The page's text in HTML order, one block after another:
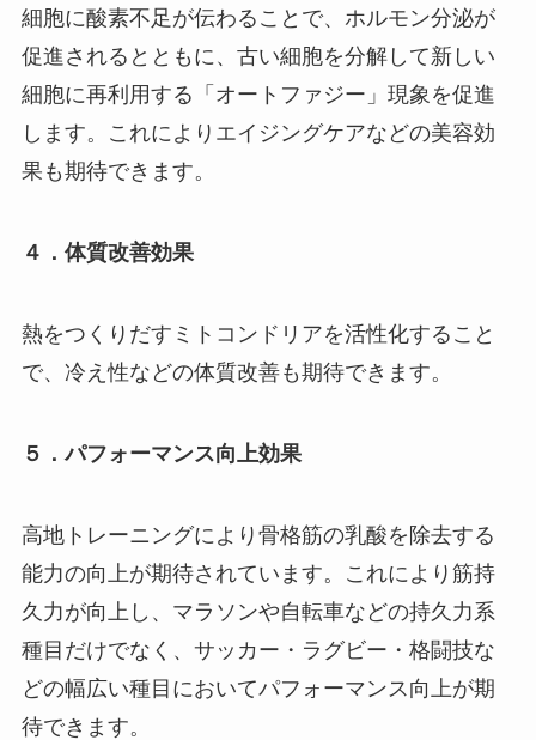
細胞に酸素不足が伝わることで、ホルモン分泌が
促進されるとともに、古い細胞を分解して新しい
細胞に再利用する「オートファジー」現象を促進
します。これによりエイジングケアなどの美容効
果も期待できます。
４．体質改善効果
熱をつくりだすミトコンドリアを活性化すること
で、冷え性などの体質改善も期待できます。
５．パフォーマンス向上効果
高地トレーニングにより骨格筋の乳酸を除去する
能力の向上が期待されています。これにより筋持
久力が向上し、マラソンや自転車などの持久力系
種目だけでなく、サッカー・ラグビー・格闘技な
どの幅広い種目においてパフォーマンス向上が期
待できます。